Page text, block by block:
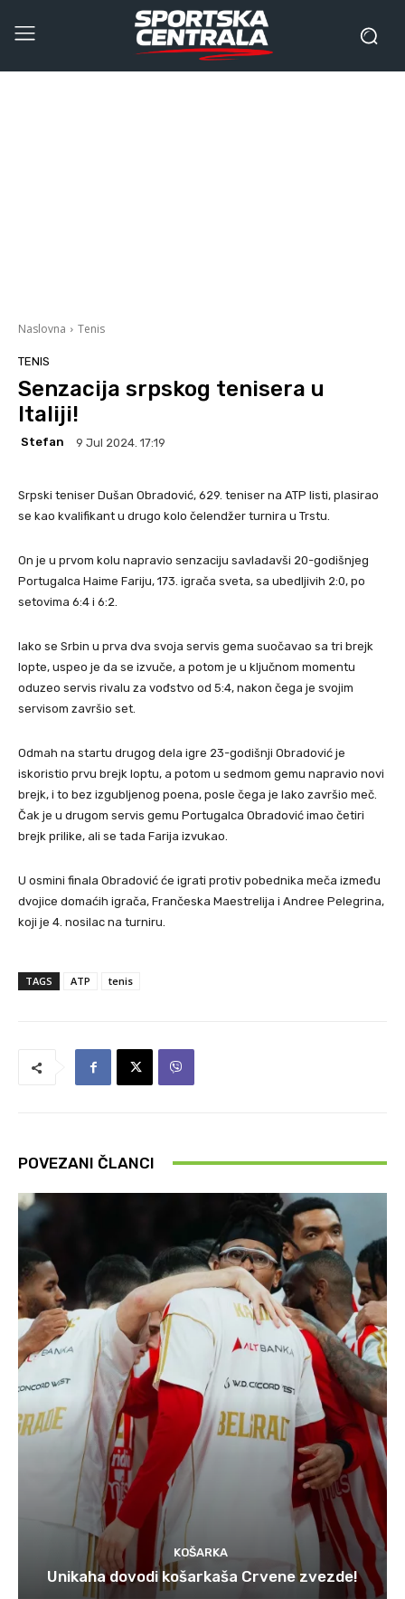
Naslovna Tenis
TENIS
Senzacija srpskog tenisera u
Italiji!
Stefan 9 Jul 2024. 17:19
Srpski teniser Dušan Obradović, 629. teniser na ATP listi, plasirao
se kao kvalifikant u drugo kolo čelendžer turnira u Trstu.
On je u prvom kolu napravio senzaciju savladavši 20-godišnjeg
Portugalca Haime Fariju, 173. igrača sveta, sa ubedljivih 2:0, po
setovima 6:4 i 6:2.
Iako se Srbin u prva dva svoja servis gema suočavao sa tri brejk
lopte, uspeo je da se izvuče, a potom je u ključnom momentu
oduzeo servis rivalu za vođstvo od 5:4, nakon čega je svojim
servisom završio set.
Odmah na startu drugog dela igre 23-godišnji Obradović je
iskoristio prvu brejk loptu, a potom u sedmom gemu napravio novi
brejk, i to bez izgubljenog poena, posle čega je lako završio meč.
Čak je u drugom servis gemu Portugalca Obradović imao četiri
brejk prilike, ali se tada Farija izvukao.
U osmini finala Obradović će igrati protiv pobednika meča između
dvojice domaćih igrača, Frančeska Maestrelija i Andree Pelegrina,
koji je 4. nosilac na turniru.
TAGS ATP tenis
POVEZANI ČLANCI
KOŠARKA
Unikaha dovodi košarkaša Crvene zvezde!